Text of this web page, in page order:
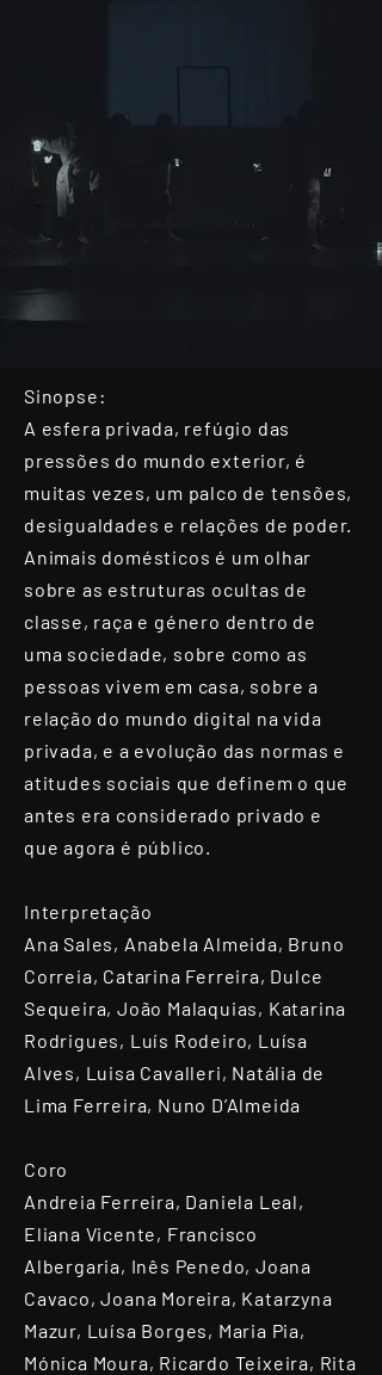
Sinopse:
A esfera privada, refúgio das
pressões do mundo exterior, é
muitas vezes, um palco de tensões,
desigualdades e relações de poder.
Animais domésticos é um olhar
sobre as estruturas ocultas de
classe, raça e género dentro de
uma sociedade, sobre como as
pessoas vivem em casa, sobre a
relação do mundo digital na vida
privada, e a evolução das normas e
atitudes sociais que definem o que
antes era considerado privado e
que agora é público.
Interpretação
Ana Sales, Anabela Almeida, Bruno
Correia, Catarina Ferreira, Dulce
Sequeira, João Malaquias, Katarina
Rodrigues, Luís Rodeiro, Luísa
Alves, Luisa Cavalleri, Natália de
Lima Ferreira, Nuno D’Almeida
Coro
Andreia Ferreira, Daniela Leal,
Eliana Vicente, Francisco
Albergaria, Inês Penedo, Joana
Cavaco, Joana Moreira, Katarzyna
Mazur, Luísa Borges, Maria Pia,
Mónica Moura, Ricardo Teixeira, Rita